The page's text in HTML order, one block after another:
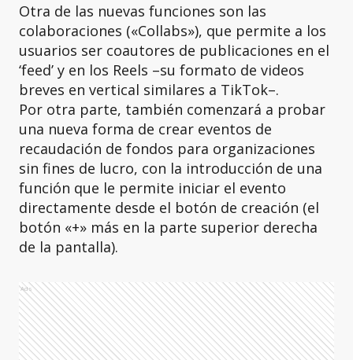
Otra de las nuevas funciones son las
colaboraciones («Collabs»), que permite a los
usuarios ser coautores de publicaciones en el
‘feed’ y en los Reels –su formato de videos
breves en vertical similares a TikTok–.
Por otra parte, también comenzará a probar
una nueva forma de crear eventos de
recaudación de fondos para organizaciones
sin fines de lucro, con la introducción de una
función que le permite iniciar el evento
directamente desde el botón de creación (el
botón «+» más en la parte superior derecha
de la pantalla).
Ads